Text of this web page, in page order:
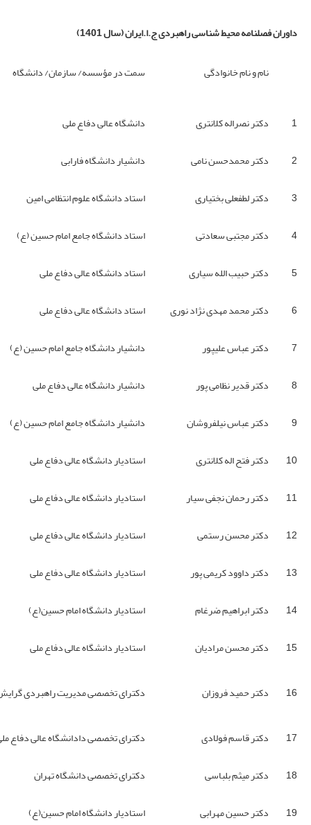
داوران فصلنامه محیط شناسی راهبردی ج.ا.ایران(سال 1401)
نام و نام خانوادگی سمت در مؤسسه/ سازمان/ دانشگاه
1 دکتر نصراله کلانتری
دانشگاه عالی دفاع ملی
2
دکتر محمدحسن نامی
دانشیار دانشگاه فارابی
3
دکتر لطفعلی بختیاری
استاد دانشگاه علوم انتظامی امین
4
دکتر مجتبی سعادتی
استاد دانشگاه جامع امام حسین (ع)
5
دکتر حبیب الله سیاری
استاد دانشگاه عالی دفاع ملی
6
دکتر محمد مهدی نژاد نوری
استاد دانشگاه عالی دفاع ملی
7
دکتر عباس علیپور
دانشیار دانشگاه جامع امام حسین (ع)
8
دکتر قدیر نظامی پور
دانشیار دانشگاه عالی دفاع ملی
9
دکتر عباس نیلفروشان
دانشیار دانشگاه جامع امام حسین (ع)
10
دکتر فتح اله کلانتری
استادیار دانشگاه عالی دفاع ملی
11
دکتر رحمان نجفی سیار
استادیار دانشگاه عالی دفاع ملی
12
دکتر محسن رستمی
استادیار دانشگاه عالی دفاع ملی
13
دکتر داوود کریمی پور
استادیار دانشگاه عالی دفاع ملی
14
دکتر ابراهیم ضرغام
استادیار دانشگاه امام حسین(ع)
15
دکتر محسن مرادیان استادیار دانشگاه عالی دفاع ملی
16 دکتر حمید فروزان دکترای تخصصی مدیریت راهبردی
17 دکتر قاسم فولادی
دکترای تخصصی دادانشگاه عالی دفاع
18
دکتر میثم بلباسی
دکترای تخصصی دانشگاه تهران
19
دکتر حسین مهرابی استادیار دانشگاه امام حسین(ع)